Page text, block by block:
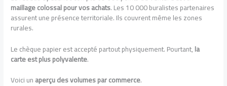
maillage colossal pour vos achats. Les 10 000 buralistes partenaires
assurent une présence territoriale. Ils couvrent même les zones
rurales.
Le chèque papier est accepté partout physiquement. Pourtant,la
carte est plus polyvalente.
Voici unaperçu des volumes par commerce.